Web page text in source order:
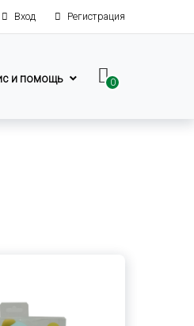
Вход Регистрация
и помощь 0